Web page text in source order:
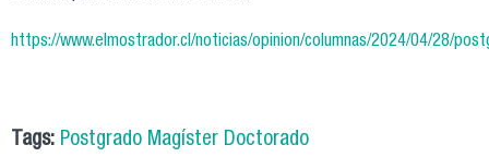
https://www.elmostrador.cl/noticias/opinion/columnas/2024/04/28/
Tags: Postgrado Magíster Doctorado